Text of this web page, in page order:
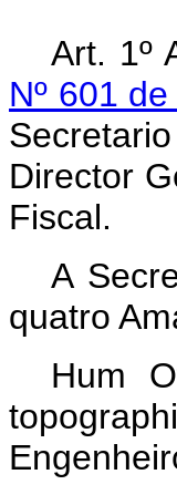
Art. 1º
Nº 601
Director
Fiscal.
A
quatro
Hum